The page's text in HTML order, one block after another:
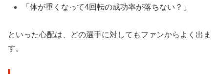
「体が重くなって4回転の成功率が落ちない？」
といった心配は、どの選手に対してもファンからよく出ま
す。